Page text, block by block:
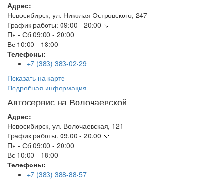
Адрес:
Новосибирск, ул. Николая Островского, 247
График работы: 09:00 - 20:00
Пн - Сб 09:00 - 20:00
Вс 10:00 - 18:00
Телефоны:
+7 (383) 383-02-29
Показать на карте
Подробная информация
Автосервис на Волочаевской
Адрес:
Новосибирск, ул. Волочаевская, 121
График работы: 09:00 - 20:00
Пн - Сб 09:00 - 20:00
Вс 10:00 - 18:00
Телефоны:
+7 (383) 388-88-57